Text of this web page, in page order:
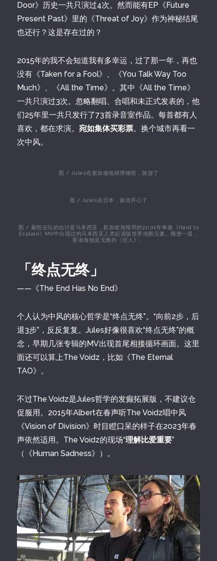
Door》历史一共只演过4次。然而能有EP《Future
Present Past》里的《Threat of Joy》作为神秘结尾
也还行？这是存在过的？
2015年的我不会知道我有多幸运，过了那一年，再也
没有《Taken for a Fool》、《You Talk Way Too
Much》、《All the Time》。其中《All the Time》
一共只演过3次。忽略翻唱、合唱和未正式发表的，他
们25年里一共只发行了73首录音室作品。每首都有人
喜欢，都在求演。 宛如集体买彩票。换个城市再看一
次中风。
图 / Jules在新加坡地狱博物馆，旅游了
图 / Jules在日本，旅游开心了
图 / 最想去玩的估计是马来西亚，新加坡海报用的2001年单曲《Hard to
Explain》MV中出现过的马来西亚人类起源版世界地图元素。顺便一提，
香港海报是戈雅的《巨人》。
「终点无终」
——《The End Has No End》
个人认为中风的核心哲学是“终点无终”。“向前2步，后
退3步”，反反复复。Jules好像很喜欢“终点无终”的概
念，早期几张专辑的MV出现首尾相接循环画面。这里
面还可以算上The Voidz，比如《The Eternal
TAO》。
不过The Voidz是Jules哲学的发癫拓展版，不建议仓
促服用。2015年Albert在春声听The Voidz唱中风
《Vision of Division》时目瞪口呆的样子在2023年春
声依然适用。The Voidz的现场“理解比爱重要”
（《Human Sadness》）。